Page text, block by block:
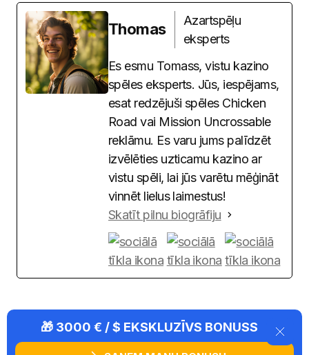
Thomas
Azartspēļu
eksperts
Es esmu Tomass, vistu kazino
spēles eksperts. Jūs, iespējams,
esat redzējuši spēles Chicken
Road vai Mission Uncrossable
reklāmu. Es varu jums palīdzēt
izvēlēties uzticamu kazino ar
vistu spēli, lai jūs varētu mēģināt
vinnēt lielus laimestus!
Skatīt pilnu biogrāfiju
Thomas
Atjaunināts
maijs 13, 2026
🎁 3000 € / $ EKSKLUZĪVS BONUSS